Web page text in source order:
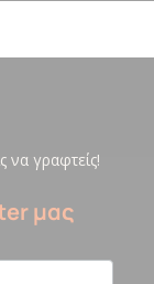
να γραφτείς!
μας